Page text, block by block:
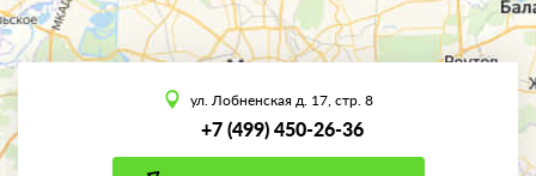
ул. Лобненская д. 17, стр. 8
+7 (499) 450-26-36